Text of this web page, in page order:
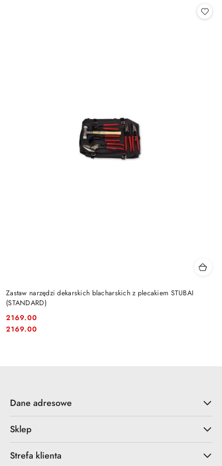
Zastaw narzędzi dekarskich blacharskich z plecakiem STUBAI
(STANDARD)
Cena:
2169.00
Cena:
2169.00
Dane adresowe
Sklep
Strefa klienta